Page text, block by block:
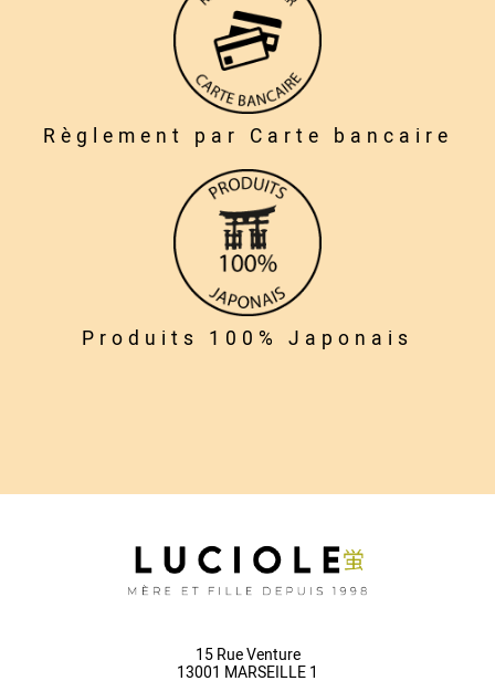
Règlement par Carte bancaire
Produits 100% Japonais
15 Rue Venture
13001 MARSEILLE 1